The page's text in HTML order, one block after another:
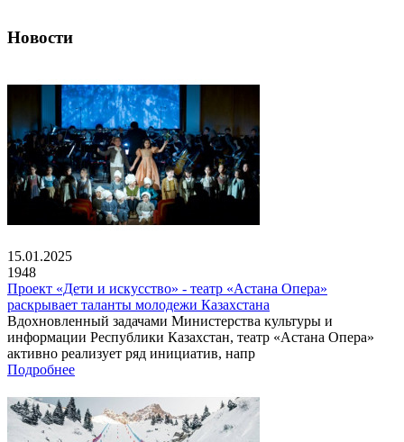
Новости
15.01.2025
1948
Проект «Дети и искусство» - театр «Астана Опера»
раскрывает таланты молодежи Казахстана
Вдохновленный задачами Министерства культуры и
информации Республики Казахстан, театр «Астана Опера»
активно реализует ряд инициатив, напр
Подробнее